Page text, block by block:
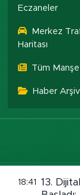
Eczaneler
Merkez
Haritası
Tüm
Haber
18:41
13.